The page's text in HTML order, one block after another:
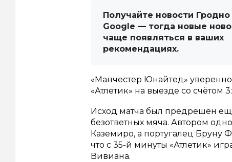
Получайте новости Гродно
Google — тогда новые
чаще появляться в ваших
рекомендациях.
«Манчестер Юнайтед»
«Атлетик» на выезде со счётом
Исход матча был предрешён
безответных мяча. Автором
Каземиро, а португалец Бруну
что с 35-й минуты «Атлетик»
Вивиана.